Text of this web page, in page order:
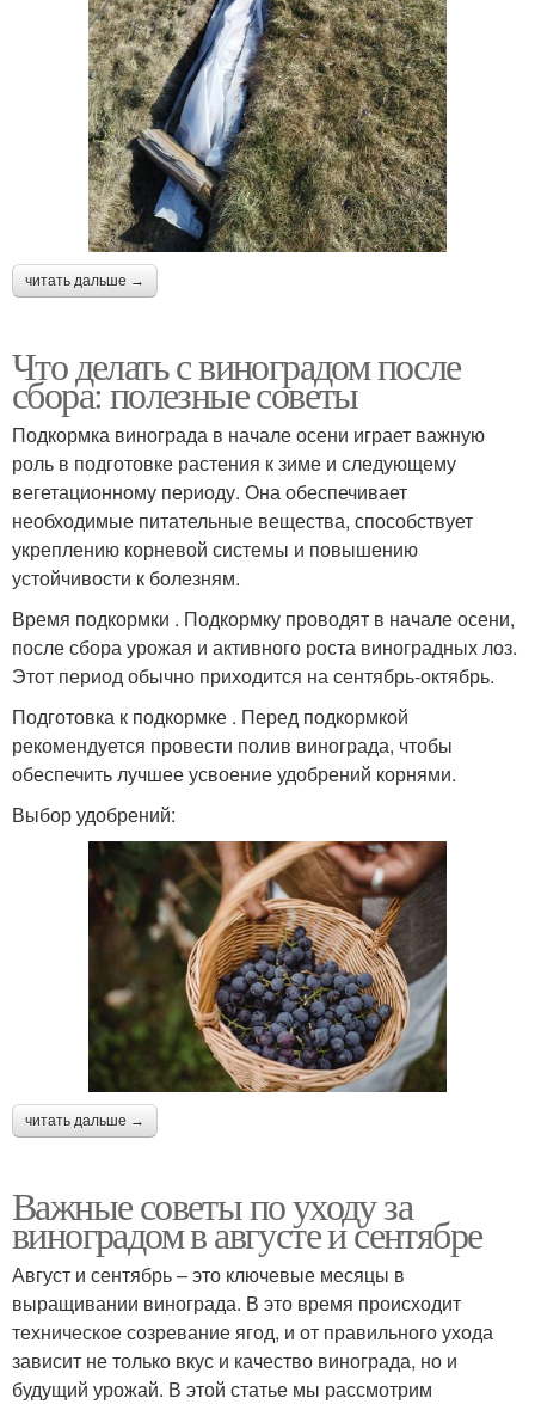
читать дальше →
Что делать с виноградом после
сбора: полезные советы
Подкормка винограда в начале осени играет важную
роль в подготовке растения к зиме и следующему
вегетационному периоду. Она обеспечивает
необходимые питательные вещества, способствует
укреплению корневой системы и повышению
устойчивости к болезням.
Время подкормки . Подкормку проводят в начале осени,
после сбора урожая и активного роста виноградных лоз.
Этот период обычно приходится на сентябрь-октябрь.
Подготовка к подкормке . Перед подкормкой
рекомендуется провести полив винограда, чтобы
обеспечить лучшее усвоение удобрений корнями.
Выбор удобрений:
читать дальше →
Важные советы по уходу за
виноградом в августе и сентябре
Август и сентябрь – это ключевые месяцы в
выращивании винограда. В это время происходит
техническое созревание ягод, и от правильного ухода
зависит не только вкус и качество винограда, но и
будущий урожай. В этой статье мы рассмотрим